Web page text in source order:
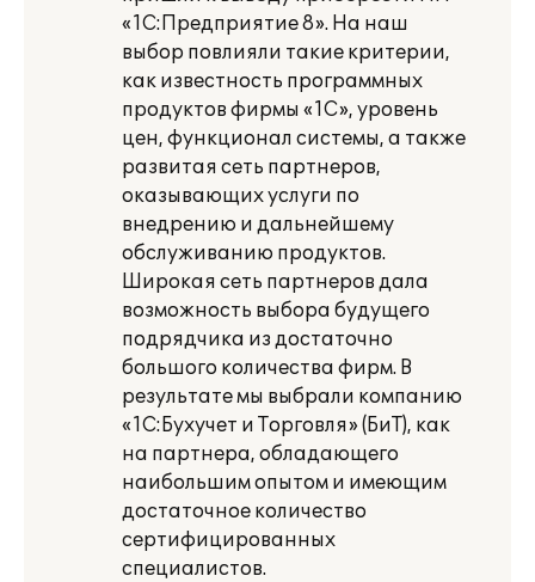
«1С:Предприятие 8». На наш
выбор повлияли такие критерии,
как известность программных
продуктов фирмы «1С», уровень
цен, функционал системы, а также
развитая сеть партнеров,
оказывающих услуги по
внедрению и дальнейшему
обслуживанию продуктов.
Широкая сеть партнеров дала
возможность выбора будущего
подрядчика из достаточно
большого количества фирм. В
результате мы выбрали компанию
«1С:Бухучет и Торговля» (БиТ), как
на партнера, обладающего
наибольшим опытом и имеющим
достаточное количество
сертифицированных
специалистов.